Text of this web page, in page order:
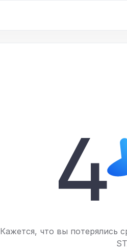
Кажется, что вы потерялись